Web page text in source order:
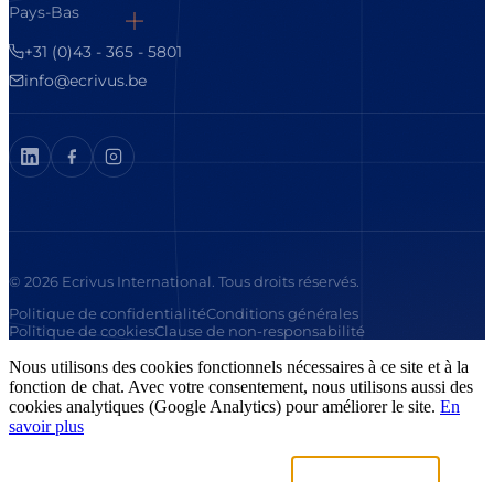
Pays-Bas
+31 (0)43 - 365 - 5801
info@ecrivus.be
© 2026 Ecrivus International. Tous droits réservés.
Politique de confidentialitéConditions générales
Politique de cookiesClause de non-responsabilité
Nous utilisons des cookies fonctionnels nécessaires à ce site et à la
fonction de chat. Avec votre consentement, nous utilisons aussi des
cookies analytiques (Google Analytics) pour améliorer le site. En
savoir plus